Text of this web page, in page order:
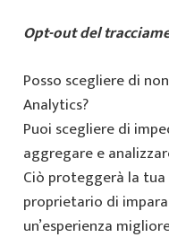
Opt-out del
Posso scegliere di
Analytics?
Puoi scegliere di
aggregare e
Ciò proteggerà la
proprietario di
un’esperienza